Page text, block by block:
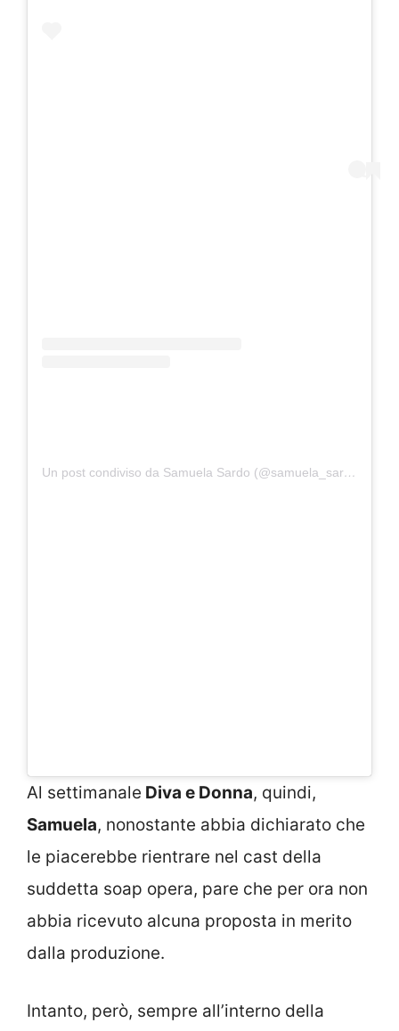
Un post condiviso da Samuela Sardo (@samuela_sardo)
Al settimanale Diva e Donna, quindi,
Samuela, nonostante abbia dichiarato che
le piacerebbe rientrare nel cast della
suddetta soap opera, pare che per ora non
abbia ricevuto alcuna proposta in merito
dalla produzione.
Intanto, però, sempre all’interno della